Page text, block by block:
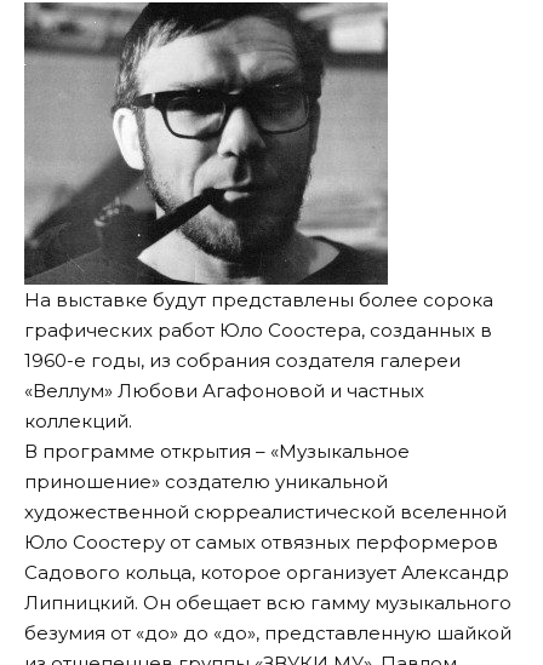
На выставке будут представлены более сорока
графических работ Юло Соостера, созданных в
1960-е годы, из собрания создателя галереи
«Веллум» Любови Агафоновой и частных
коллекций.
В программе открытия – «Музыкальное
приношение» создателю уникальной
художественной сюрреалистической вселенной
Юло Соостеру от самых отвязных перформеров
Садового кольца, которое организует Александр
Липницкий. Он обещает всю гамму музыкального
безумия от «до» до «до», представленную шайкой